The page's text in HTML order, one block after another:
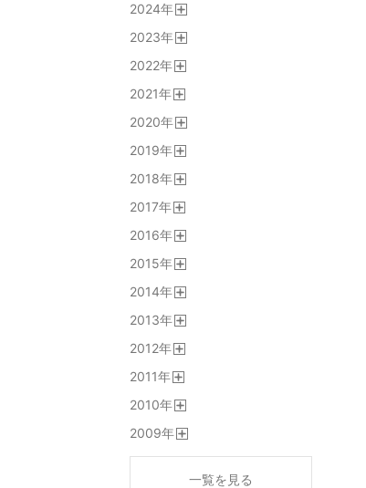
2024年
2023年
2022年
2021年
2020年
2019年
2018年
2017年
2016年
2015年
2014年
2013年
2012年
2011年
2010年
2009年
一覧を見る